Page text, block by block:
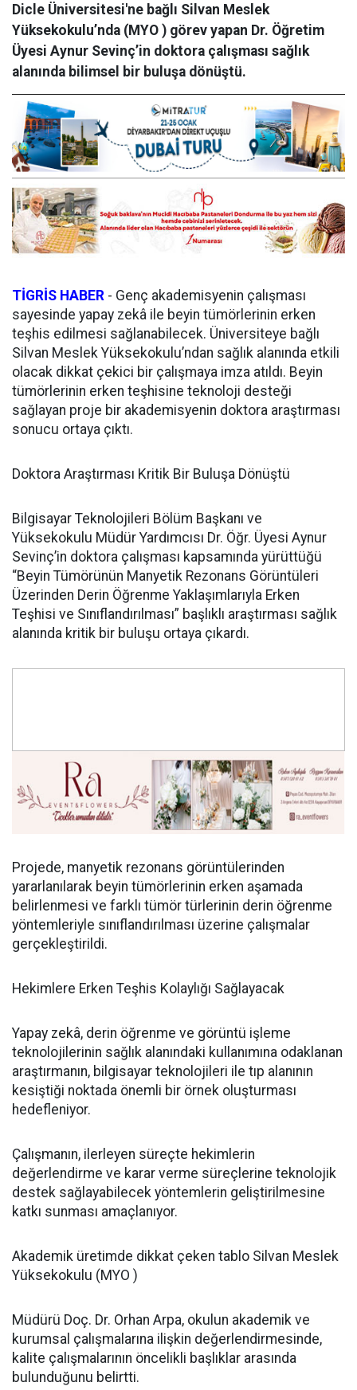
Dicle Üniversitesi'ne bağlı Silvan Meslek
Yüksekokulu’nda (MYO ) görev yapan Dr. Öğretim
Üyesi Aynur Sevinç’in doktora çalışması sağlık
alanında bilimsel bir buluşa dönüştü.
TİGRİS HABER - Genç akademisyenin çalışması
sayesinde yapay zekâ ile beyin tümörlerinin erken
teşhis edilmesi sağlanabilecek. Üniversiteye bağlı
Silvan Meslek Yüksekokulu’ndan sağlık alanında etkili
olacak dikkat çekici bir çalışmaya imza atıldı. Beyin
tümörlerinin erken teşhisine teknoloji desteği
sağlayan proje bir akademisyenin doktora araştırması
sonucu ortaya çıktı.
Doktora Araştırması Kritik Bir Buluşa Dönüştü
Bilgisayar Teknolojileri Bölüm Başkanı ve
Yüksekokulu Müdür Yardımcısı Dr. Öğr. Üyesi Aynur
Sevinç’in doktora çalışması kapsamında yürüttüğü
“Beyin Tümörünün Manyetik Rezonans Görüntüleri
Üzerinden Derin Öğrenme Yaklaşımlarıyla Erken
Teşhisi ve Sınıflandırılması” başlıklı araştırması sağlık
alanında kritik bir buluşu ortaya çıkardı.
Projede, manyetik rezonans görüntülerinden
yararlanılarak beyin tümörlerinin erken aşamada
belirlenmesi ve farklı tümör türlerinin derin öğrenme
yöntemleriyle sınıflandırılması üzerine çalışmalar
gerçekleştirildi.
Hekimlere Erken Teşhis Kolaylığı Sağlayacak
Yapay zekâ, derin öğrenme ve görüntü işleme
teknolojilerinin sağlık alanındaki kullanımına odaklanan
araştırmanın, bilgisayar teknolojileri ile tıp alanının
kesiştiği noktada önemli bir örnek oluşturması
hedefleniyor.
Çalışmanın, ilerleyen süreçte hekimlerin
değerlendirme ve karar verme süreçlerine teknolojik
destek sağlayabilecek yöntemlerin geliştirilmesine
katkı sunması amaçlanıyor.
Akademik üretimde dikkat çeken tablo Silvan Meslek
Yüksekokulu (MYO )
Müdürü Doç. Dr. Orhan Arpa, okulun akademik ve
kurumsal çalışmalarına ilişkin değerlendirmesinde,
kalite çalışmalarının öncelikli başlıklar arasında
bulunduğunu belirtti.